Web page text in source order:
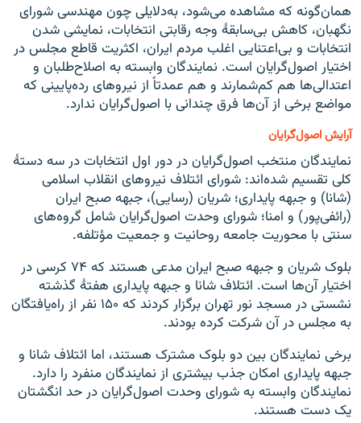
همان‌گونه که مشاهده می‌شود، به‌دلایلی چون مهندسی شورای
نگهبان، کاهش بی‌سابقهٔ وجه رقابتی انتخابات، نمایشی شدن
انتخابات و بی‌اعتنایی اغلب مردم ایران، اکثریت قاطع مجلس در
اختیار اصول‌گرایان است. نمایندگان وابسته به اصلاح‌طلبان و
اعتدالی‌ها هم کم‌شمارند و هم عمدتاً از نیروهای رده‌پایینی که
مواضع برخی از آن‌ها فرق چندانی با اصول‌گرایان ندارد.
آرایش اصول‌گرایان
نمایندگان منتخب اصول‌گرایان در دور اول انتخابات در سه دستهٔ
کلی تقسیم شده‌اند: شورای ائتلاف نیروهای انقلاب اسلامی
(شانا) و جبهه پایداری؛ شریان (رسایی)، جبهه صبح ایران
(رائفی‌پور) و امنا؛ شورای وحدت اصول‌گرایان شامل گروه‌های
سنتی با محوریت جامعه روحانیت و جمعیت مؤتلفه.
بلوک شریان و جبهه صبح ایران مدعی هستند که ۷۴ کرسی در
اختیار آن‌ها است. ائتلاف شانا و جبهه پایداری هفتۀ گذشته
نشستی در مسجد نور تهران برگزار کردند که ۱۵۰ نفر از راه‌یافتگان
به مجلس در آن شرکت کرده بودند.
برخی نمایندگان بین دو بلوک مشترک هستند، اما ائتلاف شانا و
جبهه پایداری امکان جذب بیشتری از نمایندگان منفرد را دارد.
نمایندگان وابسته به شورای وحدت اصول‌گرایان در حد انگشتان
یک دست هستند.